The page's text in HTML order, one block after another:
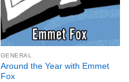
GENERAL
Around the Year with Emmet
Fox